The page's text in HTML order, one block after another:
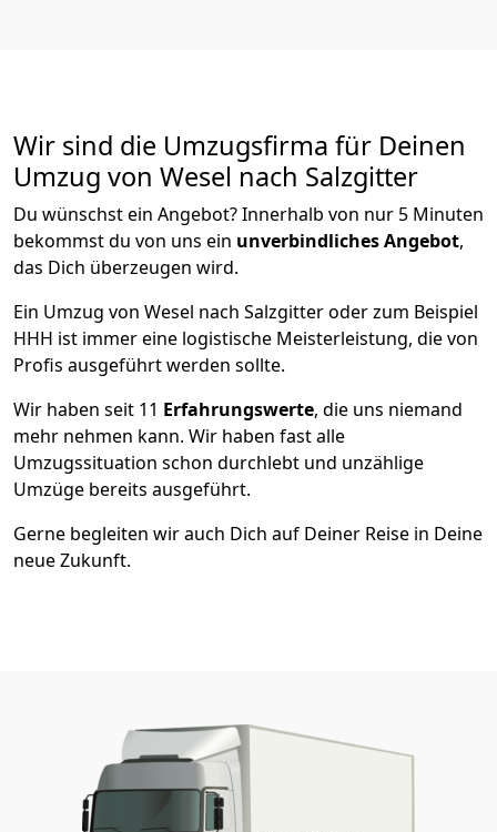
Wir sind die Umzugsfirma für Deinen
Umzug von Wesel nach Salzgitter
Du wünschst ein Angebot? Innerhalb von nur 5 Minuten
bekommst du von uns ein unverbindliches Angebot,
das Dich überzeugen wird.
Ein Umzug von Wesel nach Salzgitter oder zum Beispiel
HHH ist immer eine logistische Meisterleistung, die von
Profis ausgeführt werden sollte.
Wir haben seit 11 Erfahrungswerte, die uns niemand
mehr nehmen kann. Wir haben fast alle
Umzugssituation schon durchlebt und unzählige
Umzüge bereits ausgeführt.
Gerne begleiten wir auch Dich auf Deiner Reise in Deine
neue Zukunft.